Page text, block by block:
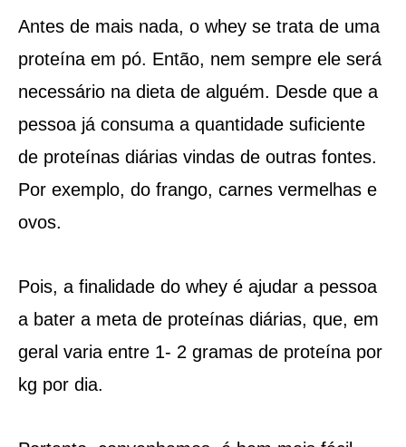
Antes de mais nada, o whey se trata de uma
proteína em pó. Então, nem sempre ele será
necessário na dieta de alguém. Desde que a
pessoa já consuma a quantidade suficiente
de proteínas diárias vindas de outras fontes.
Por exemplo, do frango, carnes vermelhas e
ovos.
Pois, a finalidade do whey é ajudar a pessoa
a bater a meta de proteínas diárias, que, em
geral varia entre 1- 2 gramas de proteína por
kg por dia.